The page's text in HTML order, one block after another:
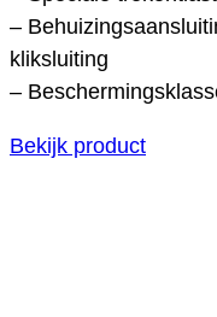
–
kliksluiting
–
Bekijk product